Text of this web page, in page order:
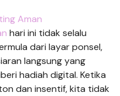
Aman
hari ini tidak selalu
dari layar ponsel,
langsung yang
hadiah digital. Ketika
dan insentif, kita tidak